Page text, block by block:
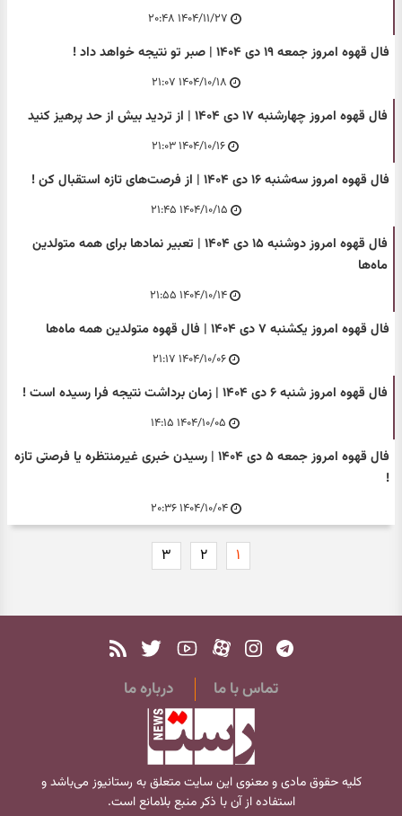
۱۴۰۴/۱۱/۲۷ ۲۰:۴۸
فال قهوه امروز جمعه ۱۹ دی ۱۴۰۴ | صبر تو نتیجه خواهد داد !
۱۴۰۴/۱۰/۱۸ ۲۱:۰۷
فال قهوه امروز چهارشنبه ۱۷ دی ۱۴۰۴ | از تردید بیش از حد پرهیز کنید
۱۴۰۴/۱۰/۱۶ ۲۱:۰۳
فال قهوه امروز سه‌شنبه ۱۶ دی ۱۴۰۴ | از فرصت‌های تازه استقبال کن !
۱۴۰۴/۱۰/۱۵ ۲۱:۴۵
فال قهوه امروز دوشنبه ۱۵ دی ۱۴۰۴ | تعبیر نمادها برای همه متولدین
ماه‌ها
۱۴۰۴/۱۰/۱۴ ۲۱:۵۵
فال قهوه امروز یکشنبه ۷ دی ۱۴۰۴ | فال قهوه متولدین همه ماه‌ها
۱۴۰۴/۱۰/۰۶ ۲۱:۱۷
فال قهوه امروز شنبه ۶ دی ۱۴۰۴ | زمان برداشت نتیجه فرا رسیده است !
۱۴۰۴/۱۰/۰۵ ۱۴:۱۵
فال قهوه امروز جمعه ۵ دی ۱۴۰۴ | رسیدن خبری غیرمنتظره یا فرصتی تازه
!
۱۴۰۴/۱۰/۰۴ ۲۰:۳۶
۱ ۲ ۳
تماس با ما درباره ما
کلیه حقوق مادی و معنوی این سایت متعلق به رستانیوز می‌باشد و
استفاده از آن با ذکر منبع بلامانع است.